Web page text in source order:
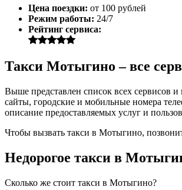
Цена поездки: от 100 рублей
Режим работы: 24/7
Рейтинг сервиса:
Такси Мотыгино – все
Выше представлен список всех сервисов
сайты, городские и мобильные номера
описание предоставляемых услуг и
Чтобы вызвать такси в Мотыгино,
Недорогое такси в
Сколько же стоит такси в Мотыгино?